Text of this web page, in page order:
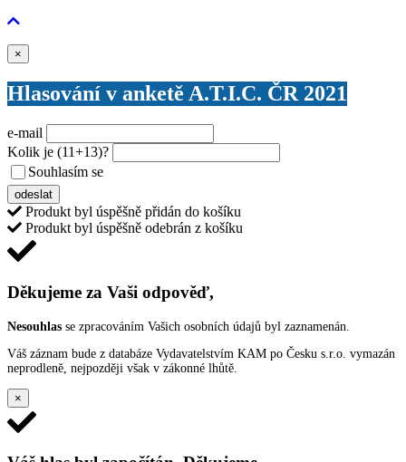
×
Hlasování v anketě A.T.I.C. ČR 2021
e-mail
Kolik je (11+13)?
Souhlasím se
odeslat
Produkt byl úspěšně přidán do košíku
Produkt byl úspěšně odebrán z košíku
Děkujeme za Vaši odpověď,
Nesouhlas se zpracováním Vašich osobních údajů byl zaznamenán.
Váš záznam bude z databáze Vydavatelstvím KAM po Česku s.r.o. vymazán
neprodleně, nejpozději však v zákonné lhůtě.
×